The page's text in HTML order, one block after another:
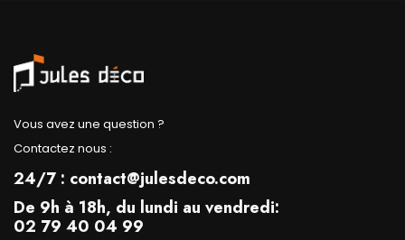
Vous avez une question ?
Contactez nous :
24/7 : contact@julesdeco.com
De 9h à 18h, du lundi au vendredi:
02 79 40 04 99